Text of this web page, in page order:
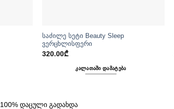
საძილე სეტი Beauty Sleep
ვერცხლისფერი
320.00₾
ᲙᲐᲚᲐᲗᲐᲨᲘ ᲓᲐᲛᲐᲢᲔᲑᲐ
100% დაცული გადახდა